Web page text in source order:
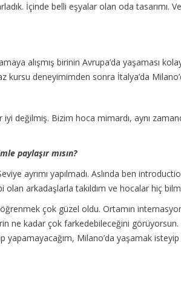
İçinde belli eşyalar olan oda tasarımı.
alışmış birinin Avrupa’da yaşaması
deneyimimden sonra İtalya’da
değilmiş. Bizim hoca mimardı, aynı
paylaşır mısın?
ayrımı yapılmadı. Aslında ben
arkadaşlarla takıldım ve hocalar hiç
çok güzel oldu. Ortamın
kadar çok farkedebileceğini görüyorsun.
yapamayacağım, Milano’da yaşamak